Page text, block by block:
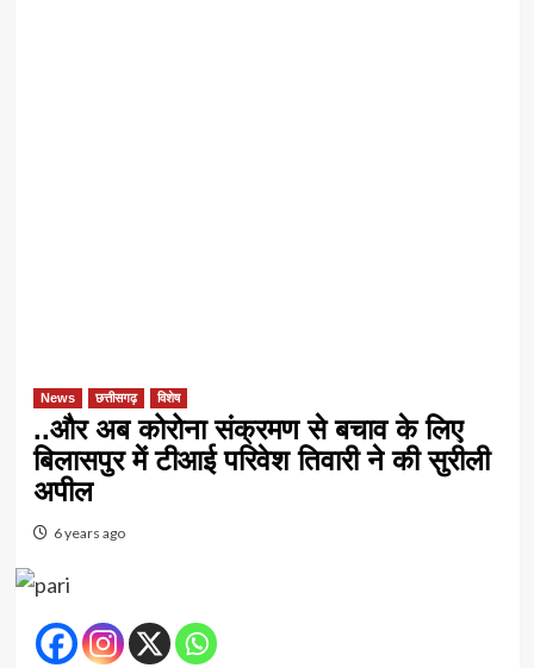
News छत्तीसगढ़ विशेष
..और अब कोरोना संक्रमण से बचाव के लिए
बिलासपुर में टीआई परिवेश तिवारी ने की सुरीली
अपील
6 years ago